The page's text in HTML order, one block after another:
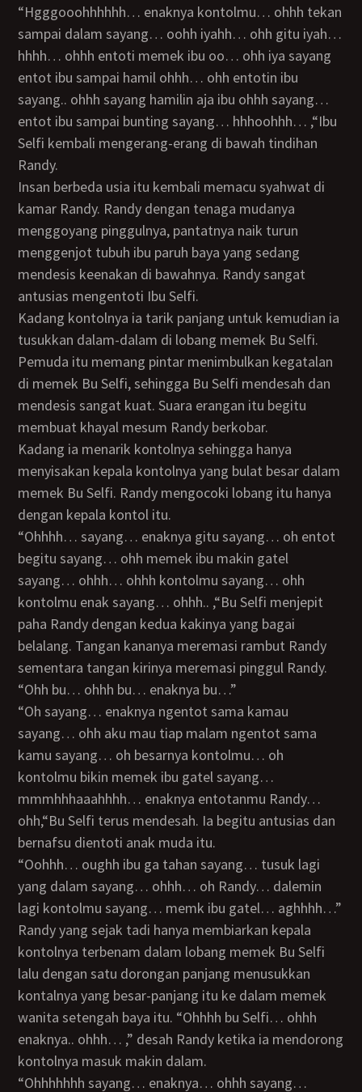
“Hgggooohhhhhh… enaknya kontolmu… ohhh tekan
sampai dalam sayang… oohh iyahh… ohh gitu iyah…
hhhh… ohhh entoti memek ibu oo… ohh iya sayang
entot ibu sampai hamil ohhh… ohh entotin ibu
sayang.. ohhh sayang hamilin aja ibu ohhh sayang…
entot ibu sampai bunting sayang… hhhoohhh… ,“Ibu
Selfi kembali mengerang-erang di bawah tindihan
Randy.
Insan berbeda usia itu kembali memacu syahwat di
kamar Randy. Randy dengan tenaga mudanya
menggoyang pinggulnya, pantatnya naik turun
menggenjot tubuh ibu paruh baya yang sedang
mendesis keenakan di bawahnya. Randy sangat
antusias mengentoti Ibu Selfi.
Kadang kontolnya ia tarik panjang untuk kemudian ia
tusukkan dalam-dalam di lobang memek Bu Selfi.
Pemuda itu memang pintar menimbulkan kegatalan
di memek Bu Selfi, sehingga Bu Selfi mendesah dan
mendesis sangat kuat. Suara erangan itu begitu
membuat khayal mesum Randy berkobar.
Kadang ia menarik kontolnya sehingga hanya
menyisakan kepala kontolnya yang bulat besar dalam
memek Bu Selfi. Randy mengocoki lobang itu hanya
dengan kepala kontol itu.
“Ohhhh… sayang… enaknya gitu sayang… oh entot
begitu sayang… ohh memek ibu makin gatel
sayang… ohhh… ohhh kontolmu sayang… ohh
kontolmu enak sayang… ohhh.. ,“Bu Selfi menjepit
paha Randy dengan kedua kakinya yang bagai
belalang. Tangan kananya meremasi rambut Randy
sementara tangan kirinya meremasi pinggul Randy.
“Ohh bu… ohhh bu… enaknya bu…”
“Oh sayang… enaknya ngentot sama kamau
sayang… ohh aku mau tiap malam ngentot sama
kamu sayang… oh besarnya kontolmu… oh
kontolmu bikin memek ibu gatel sayang…
mmmhhhaaahhhh… enaknya entotanmu Randy…
ohh,“Bu Selfi terus mendesah. Ia begitu antusias dan
bernafsu dientoti anak muda itu.
“Oohhh… oughh ibu ga tahan sayang… tusuk lagi
yang dalam sayang… ohhh… oh Randy… dalemin
lagi kontolmu sayang… memk ibu gatel… aghhhh…”
Randy yang sejak tadi hanya membiarkan kepala
kontolnya terbenam dalam lobang memek Bu Selfi
lalu dengan satu dorongan panjang menusukkan
kontalnya yang besar-panjang itu ke dalam memek
wanita setengah baya itu. “Ohhhh bu Selfi… ohhh
enaknya.. ohhh… ,” desah Randy ketika ia mendorong
kontolnya masuk makin dalam.
“Ohhhhhhh sayang… enaknya… ohhh sayang…